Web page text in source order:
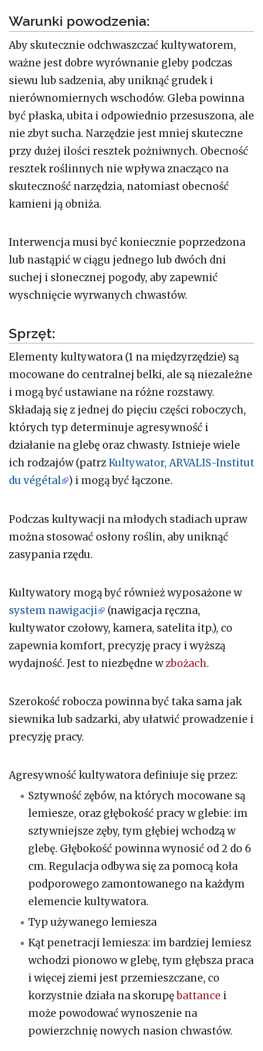
Warunki powodzenia:
Aby skutecznie odchwaszczać kultywatorem,
ważne jest dobre wyrównanie gleby podczas
siewu lub sadzenia, aby uniknąć grudek i
nierównomiernych wschodów. Gleba powinna
być płaska, ubita i odpowiednio przesuszona, ale
nie zbyt sucha. Narzędzie jest mniej skuteczne
przy dużej ilości resztek pożniwnych. Obecność
resztek roślinnych nie wpływa znacząco na
skuteczność narzędzia, natomiast obecność
kamieni ją obniża.
Interwencja musi być koniecznie poprzedzona
lub nastąpić w ciągu jednego lub dwóch dni
suchej i słonecznej pogody, aby zapewnić
wyschnięcie wyrwanych chwastów.
Sprzęt:
Elementy kultywatora (1 na międzyrzędzie) są
mocowane do centralnej belki, ale są niezależne
i mogą być ustawiane na różne rozstawy.
Składają się z jednej do pięciu części roboczych,
których typ determinuje agresywność i
działanie na glebę oraz chwasty. Istnieje wiele
ich rodzajów (patrzKultywator, ARVALIS-Institut
du végétal
) i mogą być łączone.
Podczas kultywacji na młodych stadiach upraw
można stosować osłony roślin, aby uniknąć
zasypania rzędu.
Kultywatory mogą być również wyposażone w
system nawigacji
(nawigacja ręczna,
kultywator czołowy, kamera, satelita itp.), co
zapewnia komfort, precyzję pracy i wyższą
wydajność. Jest to niezbędne wzbożach.
Szerokość robocza powinna być taka sama jak
siewnika lub sadzarki, aby ułatwić prowadzenie i
precyzję pracy.
Agresywność kultywatora definiuje się przez:
Sztywność zębów, na których mocowane są
lemiesze, oraz głębokość pracy w glebie: im
sztywniejsze zęby, tym głębiej wchodzą w
glebę. Głębokość powinna wynosić od 2 do 6
cm. Regulacja odbywa się za pomocą koła
podporowego zamontowanego na każdym
elemencie kultywatora.
Typ używanego lemiesza
Kąt penetracji lemiesza: im bardziej lemiesz
wchodzi pionowo w glebę, tym głębsza praca
i więcej ziemi jest przemieszczane, co
korzystnie działa na skorupębattance i
może powodować wynoszenie na
powierzchnię nowych nasion chwastów.